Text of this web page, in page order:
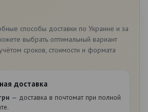
способы доставки по Украине и за
выбрать оптимальный вариант
сроков, стоимости и формата
доставка
— доставка в почтомат при полной